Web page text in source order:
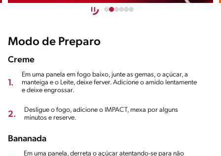
Modo de Preparo
Creme
1.
Em uma panela em fogo baixo, junte as gemas, o açúcar, a
manteiga e o Leite, deixe ferver. Adicione o amido lentamente
e deixe engrossar.
2.
Desligue o fogo, adicione o IMPACT, mexa por alguns
minutos e reserve.
Bananada
Em uma panela, derreta o açúcar atentando-se para não